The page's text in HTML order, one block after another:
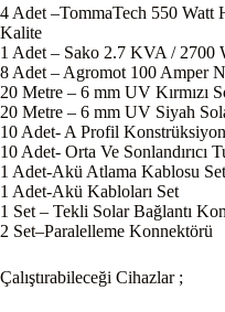
4 Adet –TommaTech 550
Kalite
1 Adet – Sako 2.7 KVA / 2700
8 Adet – Agromot 100 Amper
20 Metre – 6 mm UV Kırmızı
20 Metre – 6 mm UV Siyah
10 Adet- A Profil Konstrüksiyon
10 Adet- Orta Ve Sonlandırıcı
1 Adet-Akü Atlama Kablosu Set
1 Adet-Akü Kabloları Set
1 Set – Tekli Solar Bağlantı
2 Set–Paralelleme Konnektörü
Çalıştırabileceği Cihazlar ;